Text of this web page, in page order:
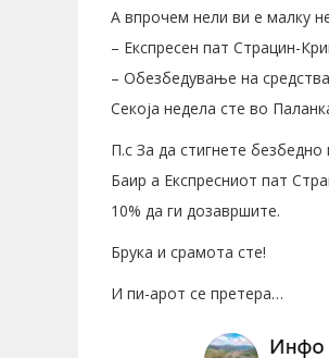
А впрочем нели ви е малку
– Експресен пат Страцин-
– Обезбедување на
Секоја недела сте во
П.с За да стигнете
Баир а Експресниот пат
10% да ги дозавршите.
Брука и срамота сте!
И пи-арот се претера…